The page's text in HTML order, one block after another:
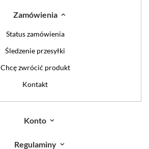
Zamówienia
Status zamówienia
Śledzenie przesyłki
Chcę zwrócić produkt
Kontakt
Konto
Regulaminy